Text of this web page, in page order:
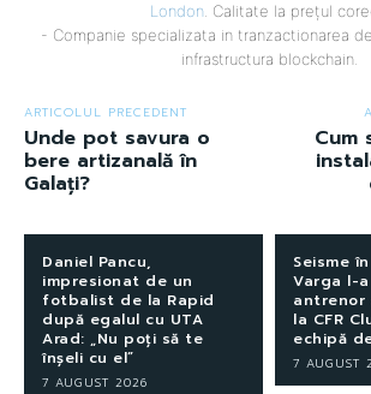
London. Calitate la prețul
- Companie specializata in tranzactionarea de
infrastructura blockchain.
ARTICOLUL PRECEDENT
Unde pot savura o
bere artizanală în
Galați?
Cum
Daniel Pancu,
impresionat de un
fotbalist de la Rapid
după egalul cu UTA
Arad: „Nu poți să te
înșeli cu el”
7 AUGUST 2026
Seisme
Varga l-
antrenor
la CFR
echipă
7 AUGUST